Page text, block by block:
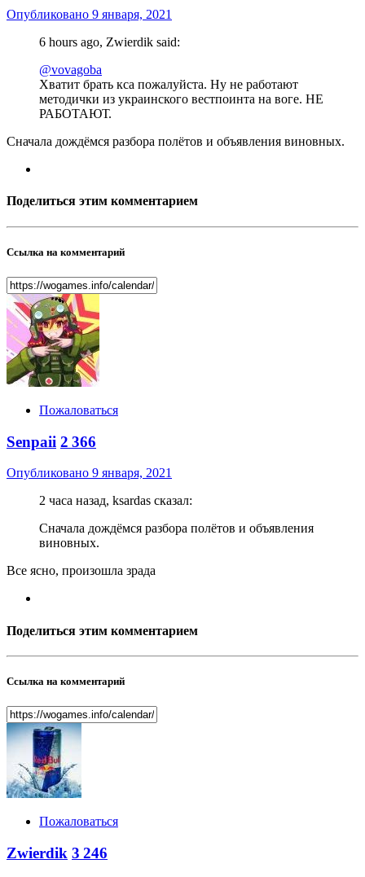
Опубликовано 9 января, 2021
6 hours ago, Zwierdik said:
@vovagoba
Хватит брать кса пожалуйста. Ну не работают
методички из украинского вестпоинта на воге. НЕ
РАБОТАЮТ.
Сначала дождёмся разбора полётов и объявления виновных.
Поделиться этим комментарием
Ссылка на комментарий
Пожаловаться
Senpaii 2 366
Опубликовано 9 января, 2021
2 часа назад, ksardas сказал:
Сначала дождёмся разбора полётов и объявления
виновных.
Все ясно, произошла зрада
Поделиться этим комментарием
Ссылка на комментарий
Пожаловаться
Zwierdik 3 246